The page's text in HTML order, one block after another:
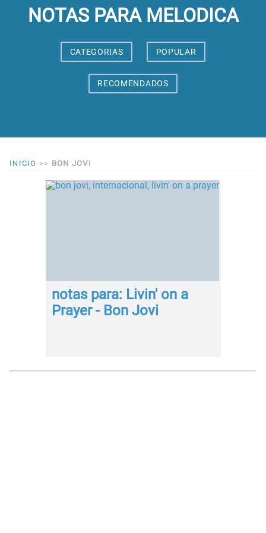
NOTAS PARA MELODICA
CATEGORIAS POPULAR
RECOMENDADOS
INICIO >> BON JOVI
notas para: Livin' on a
Prayer - Bon Jovi